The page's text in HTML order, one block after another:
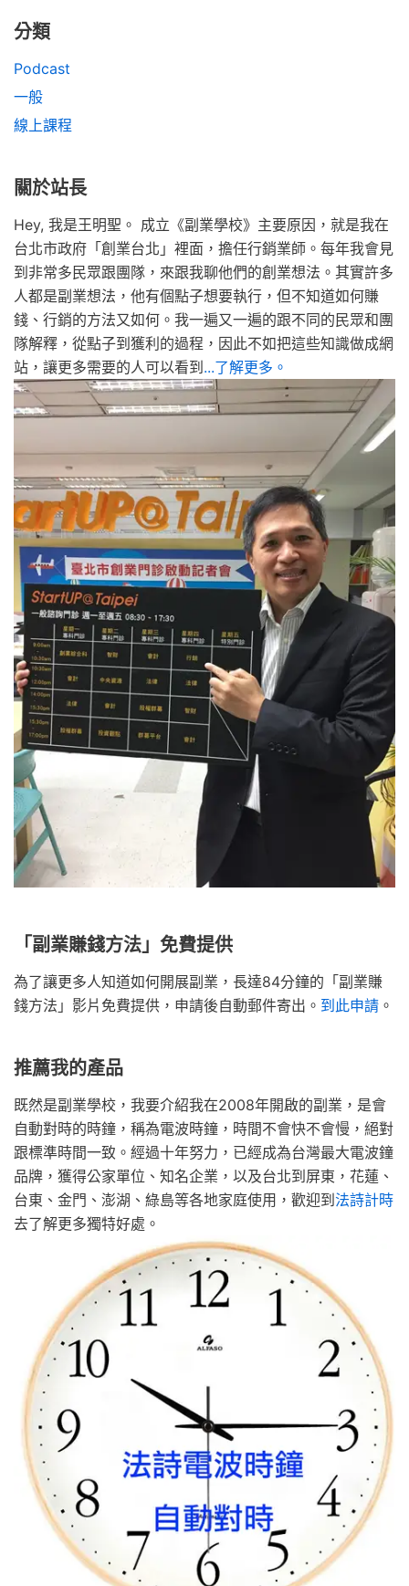
分類
Podcast
一般
線上課程
關於站長
Hey, 我是王明聖。 成立《副業學校》主要原因，就是我在
台北市政府「創業台北」裡面，擔任行銷業師。每年我會見
到非常多民眾跟團隊，來跟我聊他們的創業想法。其實許多
人都是副業想法，他有個點子想要執行，但不知道如何賺
錢、行銷的方法又如何。我一遍又一遍的跟不同的民眾和團
隊解釋，從點子到獲利的過程，因此不如把這些知識做成網
站，讓更多需要的人可以看到 ...了解更多。
「副業賺錢方法」免費提供
為了讓更多人知道如何開展副業，長達84分鐘的「副業賺
錢方法」影片免費提供，申請後自動郵件寄出。 到此申請 。
推薦我的產品
既然是副業學校，我要介紹我在2008年開啟的副業，是會
自動對時的時鐘，稱為電波時鐘，時間不會快不會慢，絕對
跟標準時間一致。經過十年努力，已經成為台灣最大電波鐘
品牌，獲得公家單位、知名企業，以及台北到屏東，花蓮、
台東、金門、澎湖、綠島等各地家庭使用，歡迎到 法詩計時
去了解更多獨特好處。